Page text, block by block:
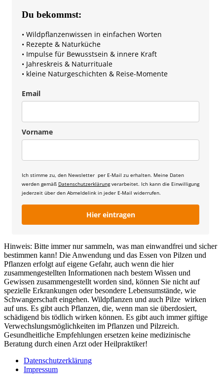
Du bekommst:
• Wildpflanzenwissen in einfachen Worten
• Rezepte & Naturküche
• Impulse für Bewusstsein & innere Kraft
• Jahreskreis & Naturrituale
• kleine Naturgeschichten & Reise-Momente
Email
Vorname
Ich stimme zu, den Newsletter per E-Mail zu erhalten. Meine Daten
werden gemäß Datenschutzerklärungverarbeitet. Ich kann die Einwilligung
jederzeit über den Abmeldelink in jeder E-Mail widerrufen.
Hier eintragen
Hinweis: Bitte immer nur sammeln, was man einwandfrei und sicher
bestimmen kann! Die Anwendung und das Essen von Pilzen und
Pflanzen erfolgt auf eigene Gefahr, auch wenn die hier
zusammengestellten Informationen nach bestem Wissen und
Gewissen zusammengestellt worden sind, können Sie nicht auf
spezielle Erkrankungen oder besondere Lebensumstände, wie
Schwangerschaft eingehen. Wildpflanzen und auch Pilze wirken
auf uns. Es gibt auch Pflanzen, die, wenn man sie überdosiert,
schädigend bis tödlich wirken können. Es gibt auch immer giftige
Verwechslungsmöglichkeiten im Pflanzen und Pilzreich.
Gesundheitliche Empfehlungen ersetzen keine medizinische
Beratung durch einen Arzt oder Heilpraktiker!
Datenschutzerklärung
Impressum